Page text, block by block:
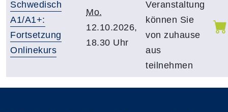
Schwedisch
A1/A1+:
Fortsetzung
Onlinekurs
Mo.
12.10.2026,
18.30 Uhr
Veranstaltung
können Sie
von zuhause
aus
teilnehmen